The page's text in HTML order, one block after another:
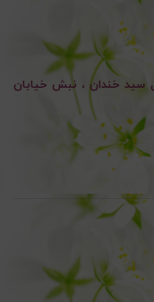
سید خندان ، نبش خیابان